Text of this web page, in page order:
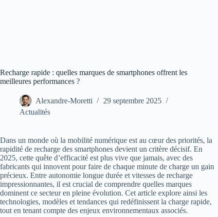
Recharge rapide : quelles marques de smartphones offrent les
meilleures performances ?
Alexandre-Moretti
29 septembre 2025
Actualités
Dans un monde où la mobilité numérique est au cœur des priorités, la
rapidité de recharge des smartphones devient un critère décisif. En
2025, cette quête d’efficacité est plus vive que jamais, avec des
fabricants qui innovent pour faire de chaque minute de charge un gain
précieux. Entre autonomie longue durée et vitesses de recharge
impressionnantes, il est crucial de comprendre quelles marques
dominent ce secteur en pleine évolution. Cet article explore ainsi les
technologies, modèles et tendances qui redéfinissent la charge rapide,
tout en tenant compte des enjeux environnementaux associés.